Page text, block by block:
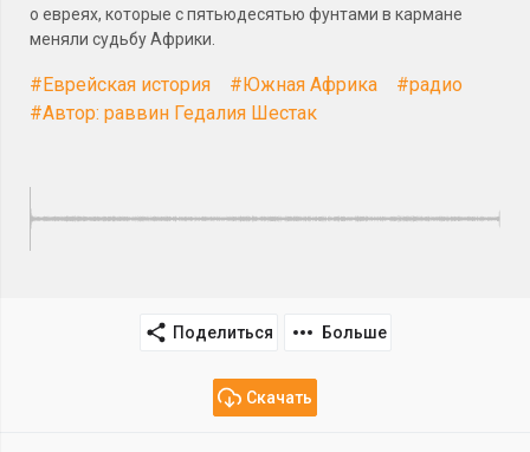
о евреях, которые с пятьюдесятью фунтами в кармане
меняли судьбу Африки.
#Еврейская история #Южная Африка
#радио
#Автор: раввин Гедалия Шестак
Поделиться Больше
Скачать